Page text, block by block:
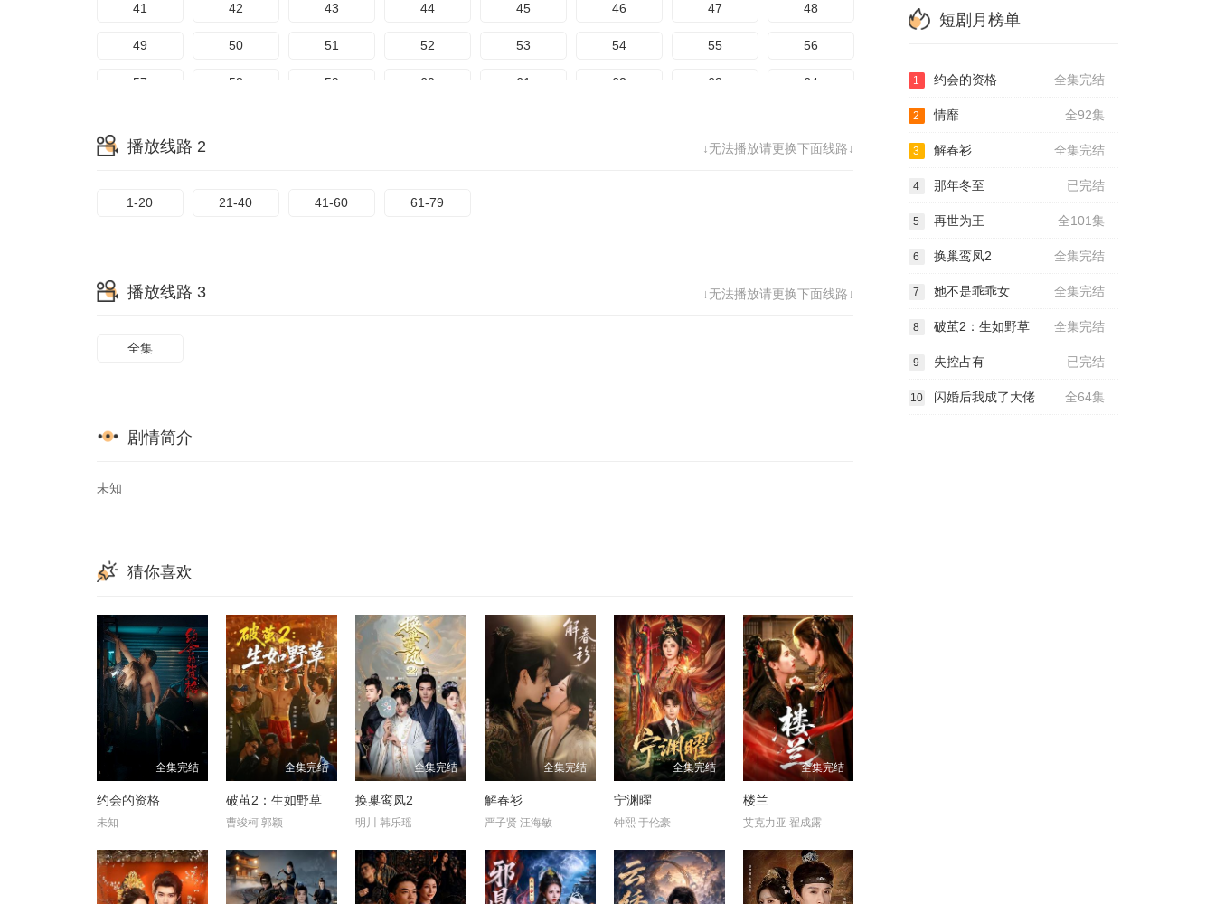
41 42 43 44 45 46 47 48
49 50 51 52 53 54 55 56
57 58 59 60 61 62 63 64
73 79
↓无法播放请更换下面线路↓
播放线路 2
1-20 21-40 41-60 61-79
↓无法播放请更换下面线路↓
播放线路 3
全集
剧情简介
未知
猜你喜欢
全集完结
约会的资格
未知
全集完结
破茧2：生如野草
曹竣柯 郭颖
全集完结
换巢鸾凤2
明川 韩乐瑶
全集完结
解春衫
严子贤 汪海敏
全集完结
宁渊曜
钟熙 于伦豪
全集完结
楼兰
艾克力亚 翟成露
短剧月榜单
全集完结
1 约会的资格
全92集
2 情靡
全集完结
3 解春衫
已完结
4 那年冬至
全101集
5 再世为王
全集完结
6 换巢鸾凤2
全集完结
7 她不是乖乖女
全集完结
8 破茧2：生如野草
已完结
9 失控占有
全64集
10 闪婚后我成了大佬